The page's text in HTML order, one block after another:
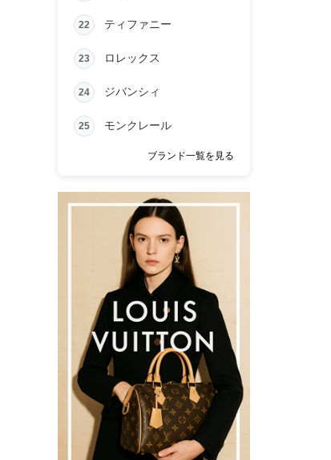
22 ティファニー
23 ロレックス
24 ジバンシィ
25 モンクレール
ブランド一覧を見る